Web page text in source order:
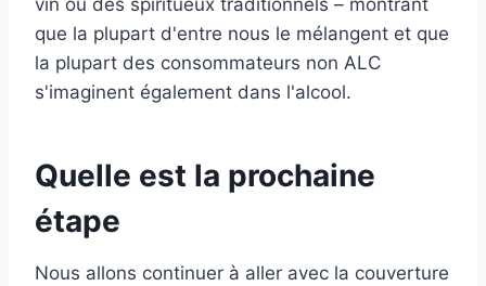
vin ou des spiritueux traditionnels – montrant
que la plupart d'entre nous le mélangent et que
la plupart des consommateurs non ALC
s'imaginent également dans l'alcool.
Quelle est la prochaine
étape
Nous allons continuer à aller avec la couverture